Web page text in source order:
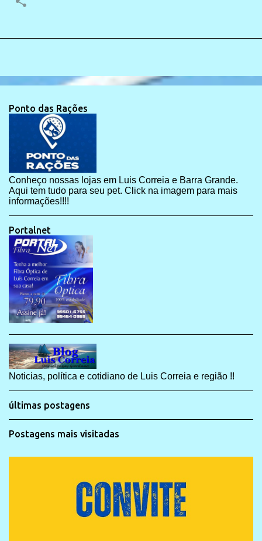
Ponto das Rações
Conheço nossas lojas em Luis Correia e Barra Grande.
Aqui tem tudo para seu pet. Click na imagem para mais
informações!!!!
Portalnet
Noticias, política e cotidiano de Luis Correia e região !!
últimas postagens
Postagens mais visitadas